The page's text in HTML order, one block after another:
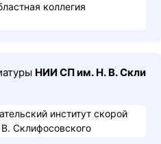
коллегия
НИ​И СП им. Н. В. С​кли​
институт скорой
Склифосовского